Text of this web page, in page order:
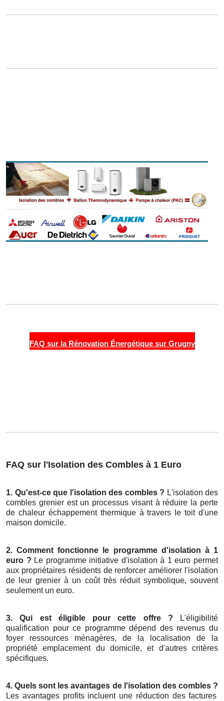
FAQ sur la Rénovation Énergétique sur Grugny
FAQ sur l'Isolation des Combles à 1 Euro
1. Qu'est-ce que l'isolation des combles ? L'isolation des
combles grenier est un processus visant à réduire la perte
de chaleur échappement thermique à travers le toit d'une
maison domicile.
2. Comment fonctionne le programme d'isolation à 1
euro ? Le programme initiative d'isolation à 1 euro permet
aux propriétaires résidents de renforcer améliorer l'isolation
de leur grenier à un coût très réduit symbolique, souvent
seulement un euro.
3. Qui est éligible pour cette offre ? L'éligibilité
qualification pour ce programme dépend des revenus du
foyer ressources ménagères, de la localisation de la
propriété emplacement du domicile, et d'autres critères
spécifiques.
4. Quels sont les avantages de l'isolation des combles ?
Les avantages profits incluent une réduction des factures